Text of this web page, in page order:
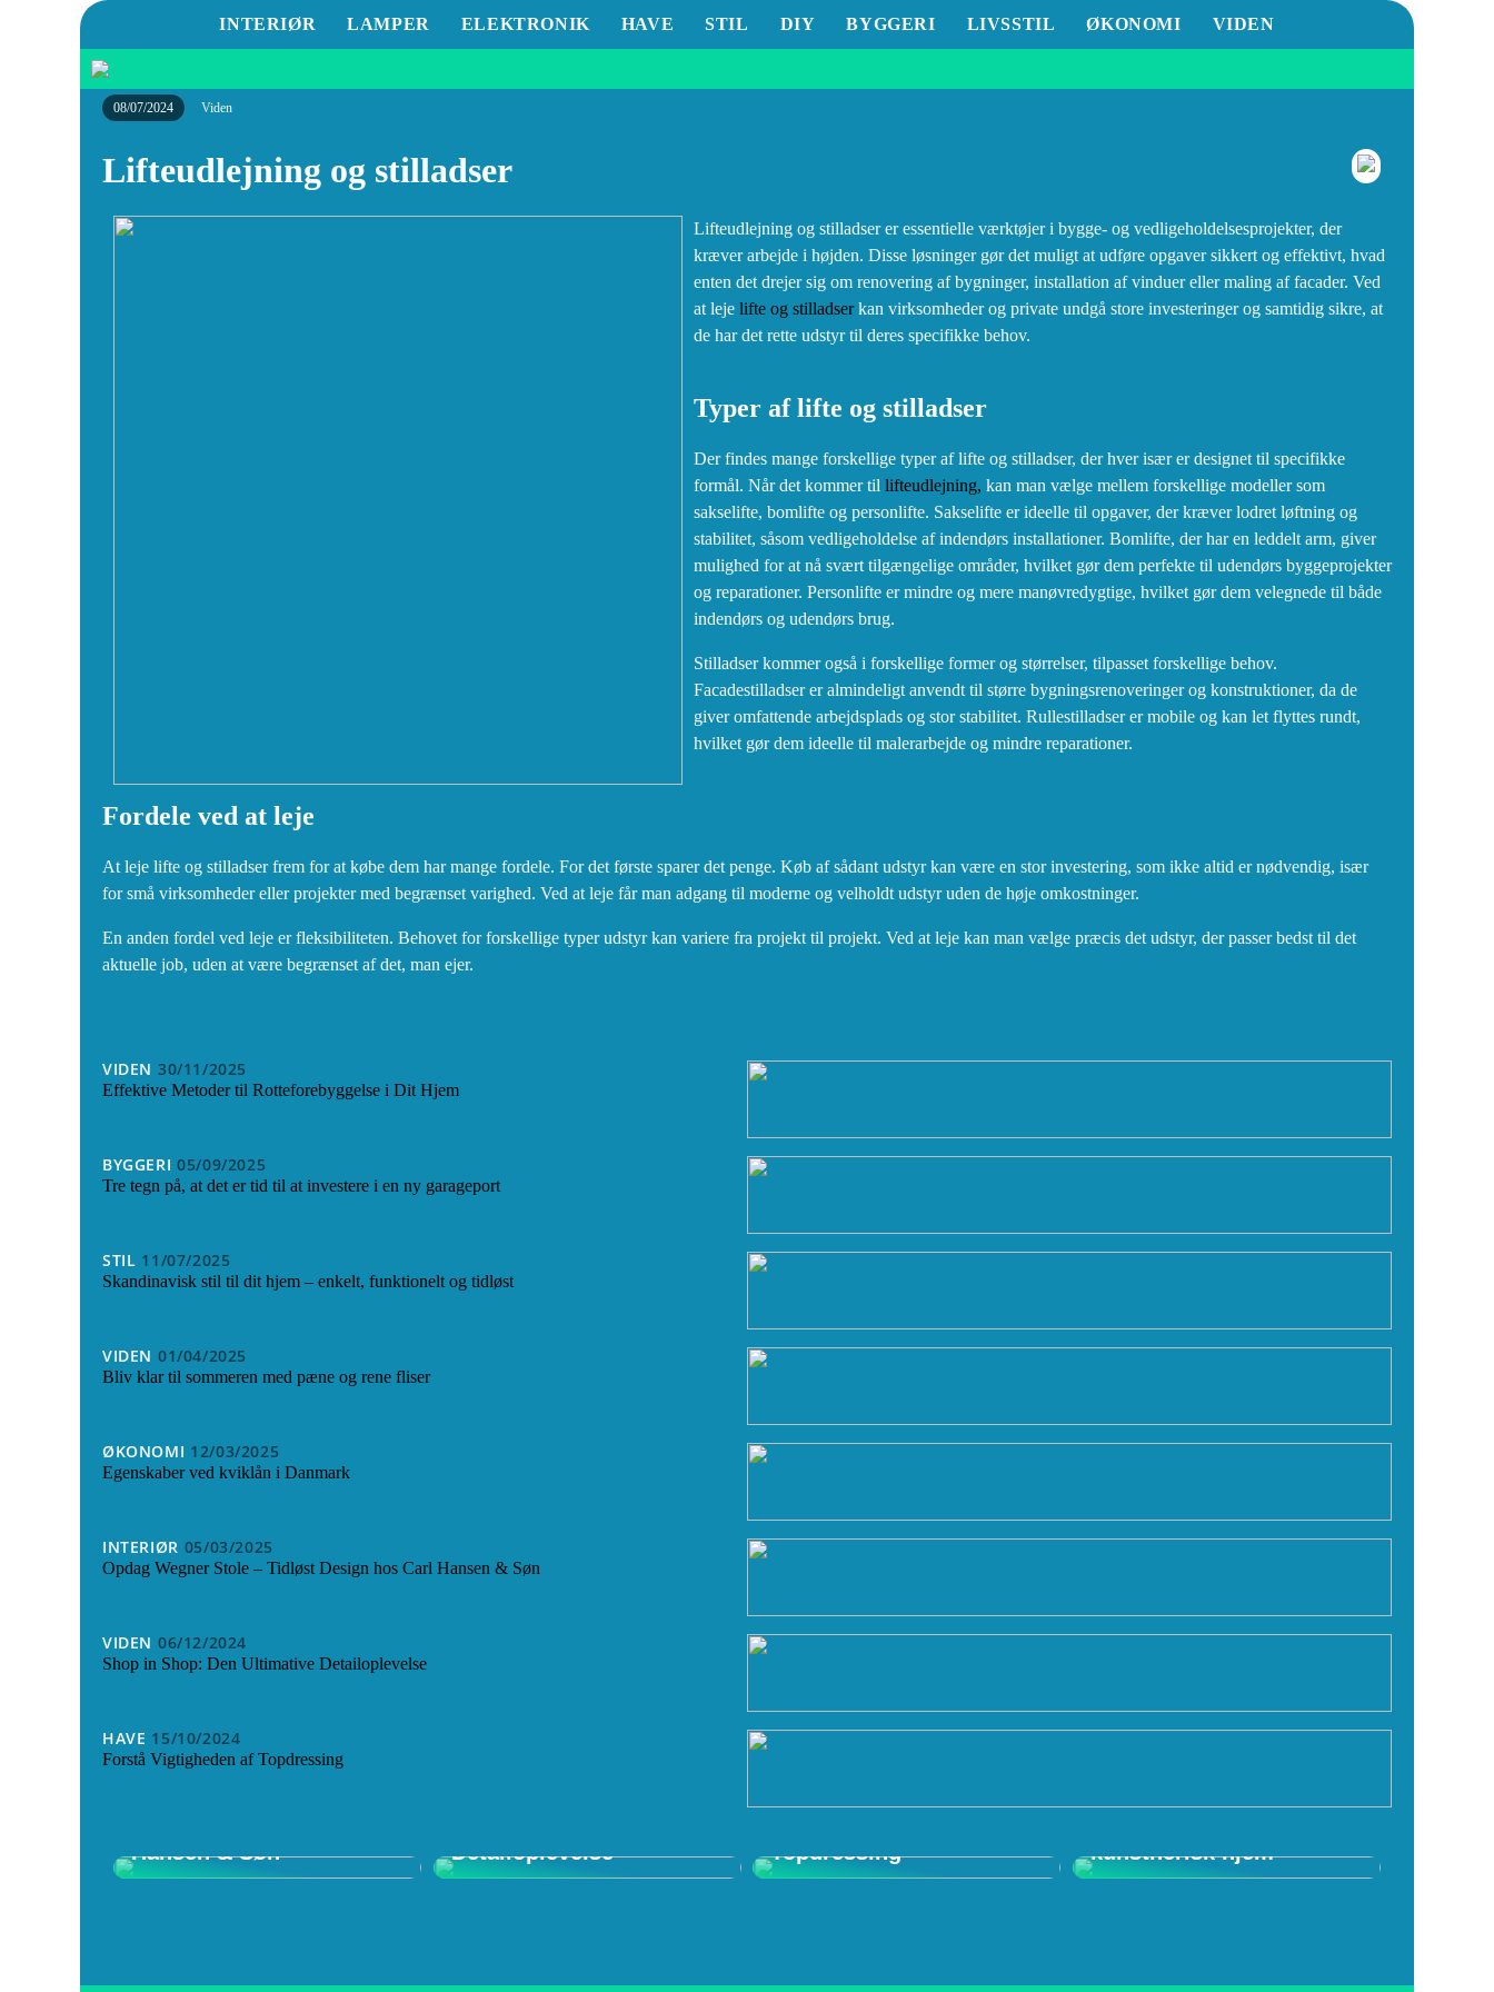
INTERIØR LAMPER ELEKTRONIK HAVE STIL DIY BYGGERI LIVSSTIL ØKONOMI VIDEN
08/07/2024 Viden
Lifteudlejning og stilladser
Lifteudlejning og stilladser er essentielle værktøjer i bygge- og vedligeholdelsesprojekter, der
kræver arbejde i højden. Disse løsninger gør det muligt at udføre opgaver sikkert og effektivt, hvad
enten det drejer sig om renovering af bygninger, installation af vinduer eller maling af facader. Ved
at leje lifte og stilladserkan virksomheder og private undgå store investeringer og samtidig sikre, at
de har det rette udstyr til deres specifikke behov.
Typer af lifte og stilladser
Der findes mange forskellige typer af lifte og stilladser, der hver især er designet til specifikke
formål. Når det kommer til lifteudlejning, kan man vælge mellem forskellige modeller som
sakselifte, bomlifte og personlifte. Sakselifte er ideelle til opgaver, der kræver lodret løftning og
stabilitet, såsom vedligeholdelse af indendørs installationer. Bomlifte, der har en leddelt arm, giver
mulighed for at nå svært tilgængelige områder, hvilket gør dem perfekte til udendørs byggeprojekter
og reparationer. Personlifte er mindre og mere manøvredygtige, hvilket gør dem velegnede til både
indendørs og udendørs brug.
Stilladser kommer også i forskellige former og størrelser, tilpasset forskellige behov.
Facadestilladser er almindeligt anvendt til større bygningsrenoveringer og konstruktioner, da de
giver omfattende arbejdsplads og stor stabilitet. Rullestilladser er mobile og kan let flyttes rundt,
hvilket gør dem ideelle til malerarbejde og mindre reparationer.
Fordele ved at leje
At leje lifte og stilladser frem for at købe dem har mange fordele. For det første sparer det penge. Køb af sådant udstyr kan være en stor investering, som ikke altid er nødvendig, især
for små virksomheder eller projekter med begrænset varighed. Ved at leje får man adgang til moderne og velholdt udstyr uden de høje omkostninger.
En anden fordel ved leje er fleksibiliteten. Behovet for forskellige typer udstyr kan variere fra projekt til projekt. Ved at leje kan man vælge præcis det udstyr, der passer bedst til det
aktuelle job, uden at være begrænset af det, man ejer.
VIDEN 30/11/2025
Effektive Metoder til Rotteforebyggelse i Dit Hjem
BYGGERI 05/09/2025
Tre tegn på, at det er tid til at investere i en ny garageport
STIL 11/07/2025
Skandinavisk stil til dit hjem – enkelt, funktionelt og tidløst
VIDEN 01/04/2025
Bliv klar til sommeren med pæne og rene fliser
ØKONOMI 12/03/2025
Egenskaber ved kviklån i Danmark
INTERIØR 05/03/2025
Opdag Wegner Stole – Tidløst Design hos Carl Hansen & Søn
VIDEN 06/12/2024
Shop in Shop: Den Ultimative Detailoplevelse
HAVE 15/10/2024
Forstå Vigtigheden af Topdressing
Hansen & Søn
Detailoplevelse
Topdressing
kunstnerisk hjem